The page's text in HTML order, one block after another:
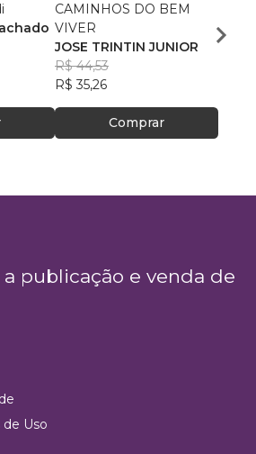
CAMINHOS DO BEM
VIVER
JOSE TRINTIN JUNIOR
R$ 44,53
R$ 35,26
Comprar
Ellen
publicação e venda de
Uso